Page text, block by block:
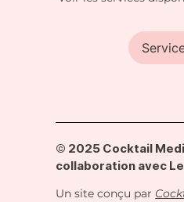
© 2025 Cocktail
collaboration avec
Un site conçu par